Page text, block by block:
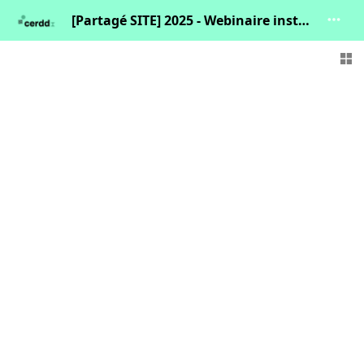
[Partagé SITE] 2025 - Webinaire instant données de l'Obs : zoom sur les réseaux de chaleur